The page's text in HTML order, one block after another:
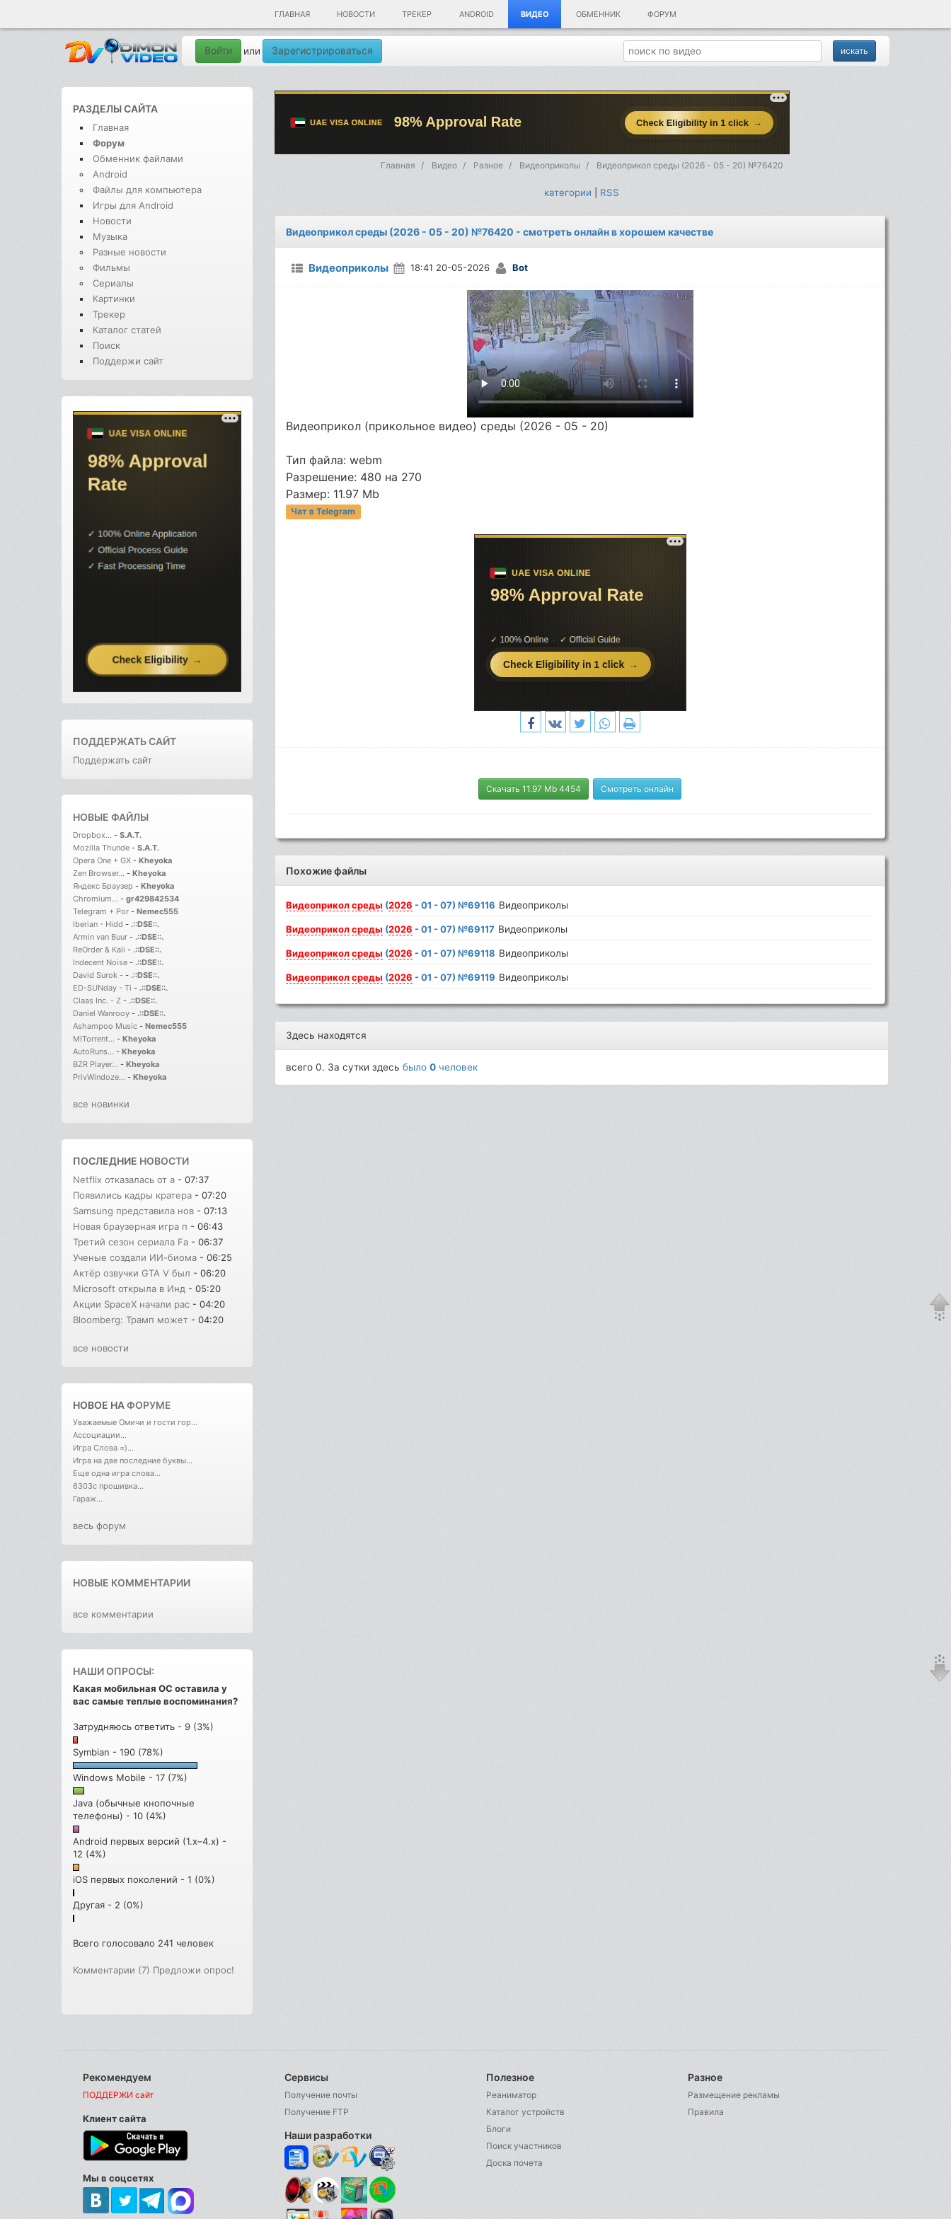
ГЛАВНАЯ НОВОСТИ ТРЕКЕР ANDROID ВИДЕО ОБМЕННИК ФОРУМ
Войти или Зарегистрироваться
РАЗДЕЛЫ САЙТА
Главная
Форум
Обменник файлами
Android
Файлы для компьютера
Игры для Android
Новости
Музыка
Разные новости
Фильмы
Сериалы
Картинки
Трекер
Каталог статей
Поиск
Поддержи сайт
ПОДДЕРЖАТЬ САЙТ
Поддержать сайт
НОВЫЕ ФАЙЛЫ
Dropbox... - S.A.T.
Mozilla Thunde - S.A.T.
Opera One + GX - Kheyoka
Zen Browser... - Kheyoka
Яндекс Браузер - Kheyoka
Chromium... - gr429842534
Telegram + Por - Nemec555
Iberian - Hidd - .::DSE::.
Armin van Buur - .::DSE::.
ReOrder & Kali - .::DSE::.
Indecent Noise - .::DSE::.
David Surok - - .::DSE::.
ED-SUNday - Ti - .::DSE::.
Claas Inc. - Z - .::DSE::.
Daniel Wanrooy - .::DSE::.
Ashampoo Music - Nemec555
MITorrent... - Kheyoka
AutoRuns... - Kheyoka
BZR Player... - Kheyoka
PrivWindoze... - Kheyoka
все новинки
ПОСЛЕДНИЕ НОВОСТИ
Netflix отказалась от а - 07:37
Появились кадры кратера - 07:20
Samsung представила нов - 07:13
Новая браузерная игра п - 06:43
Третий сезон сериала Fa - 06:37
Ученые создали ИИ-биома - 06:25
Актёр озвучки GTA V был - 06:20
Microsoft открыла в Инд - 05:20
Акции SpaceX начали рас - 04:20
Bloomberg: Трамп может - 04:20
все новости
НОВОЕ НАФОРУМЕ
Уважаемые Омичи и гости гор...
Ассоциации...
Игра Слова =)...
Игра на две последние буквы...
Еще одна игра слова...
6303с прошивка...
Гараж...
весь форум
НОВЫЕ КОММЕНТАРИИ
все комментарии
НАШИ ОПРОСЫ:
Какая мобильная ОС оставила у
вас самые теплые воспоминания?
Затрудняюсь ответить - 9 (3%)
Symbian - 190 (78%)
Windows Mobile - 17 (7%)
Java (обычные кнопочные
телефоны) - 10 (4%)
Android первых версий (1.x–4.x) -
12 (4%)
iOS первых поколений - 1 (0%)
Другая - 2 (0%)
Всего голосовало 241 человек
Комментарии (7) Предложи опрос!
Главная Видео Разное Видеоприколы Видеоприкол среды (2026 - 05 - 20) №76420
категории RSS
Видеоприкол среды (2026 - 05 - 20) №76420 - смотреть онлайн в хорошем качестве
Видеоприколы 18:41 20-05-2026 Bot
Видеоприкол (прикольное видео) среды (2026 - 05 - 20)
Тип файла: webm
Разрешение: 480 на 270
Размер: 11.97 Mb
Чат в Telegram
Скачать 11.97 Mb 4454 Смотреть онлайн
Похожие файлы
Видеоприколсреды (2026 - 01 - 07) №69116 Видеоприколы
Видеоприколсреды (2026 - 01 - 07) №69117 Видеоприколы
Видеоприколсреды (2026 - 01 - 07) №69118 Видеоприколы
Видеоприколсреды (2026 - 01 - 07) №69119 Видеоприколы
Здесь находятся
всего 0. За сутки здесьбыло0 человек
Рекомендуем
ПОДДЕРЖИ сайт
Клиент сайта
Мы в соцсетях
Сервисы
Получение почты
Получение FTP
Наши разработки
Полезное
Реаниматор
Каталог устройств
Блоги
Поиск участников
Доска почета
Разное
Размещение рекламы
Правила